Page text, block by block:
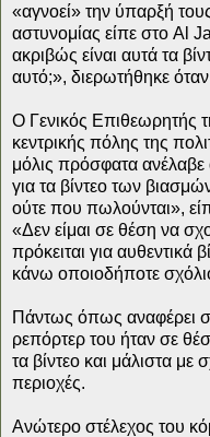
«αγνοεί» την ύπαρξή
αστυνομίας είπε στο Al
ακριβώς είναι αυτά τα
αυτό;», διερωτήθηκε
Ο Γενικός Επιθεωρητής
κεντρικής πόλης της
μόλις πρόσφατα ανέλαβε
για τα βίντεο των
ούτε που πωλούνται»,
«Δεν είμαι σε θέση να
πρόκειται για αυθεντικά
κάνω οποιοδήποτε
Πάντως όπως αναφέρει
ρεπόρτερ του ήταν σε
τα βίντεο και μάλιστα με
περιοχές.
Ανώτερο στέλεχος του